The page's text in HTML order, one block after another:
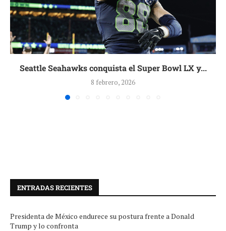
Seattle Seahawks conquista el Super Bowl LX y...
8 febrero, 2026
ENTRADAS RECIENTES
Presidenta de México endurece su postura frente a Donald
Trump y lo confronta